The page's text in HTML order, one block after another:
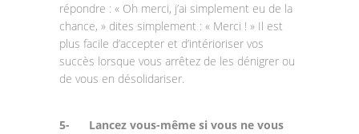
répondre : « Oh merci, j’ai simplement eu de la
chance, » dites simplement : « Merci ! » Il est
plus facile d’accepter et d’intérioriser vos
succès lorsque vous arrêtez de les dénigrer ou
de vous en désolidariser.
5-
Lancez vous-même si vous ne vous